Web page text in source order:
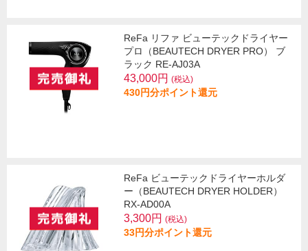
ReFa リファ ビューテックドライヤー
プロ（BEAUTECH DRYER PRO） ブ
ラック RE-AJ03A
43,000円 (税込)
430円分ポイント還元
ReFa ビューテックドライヤーホルダ
ー（BEAUTECH DRYER HOLDER）
RX-AD00A
3,300円 (税込)
33円分ポイント還元